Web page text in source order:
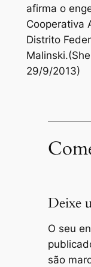
afirma o
Cooperativa
Distrito
29/9/2013)
Deixe
O seu
são